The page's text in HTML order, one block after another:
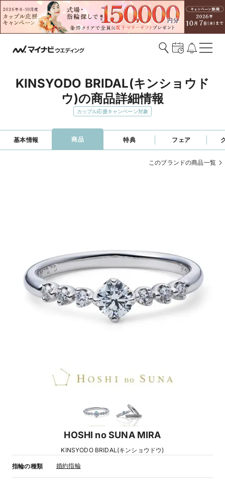
KINSYODO BRIDAL(キンショウド
ウ)の商品詳細情報
カップル応援キャンペーン対象
基本情報 商品 特典 フェア
このブランドの商品一覧
HOSHI no SUNA MIRA
KINSYODO BRIDAL(キンショウドウ)
指輪の種類 婚約指輪